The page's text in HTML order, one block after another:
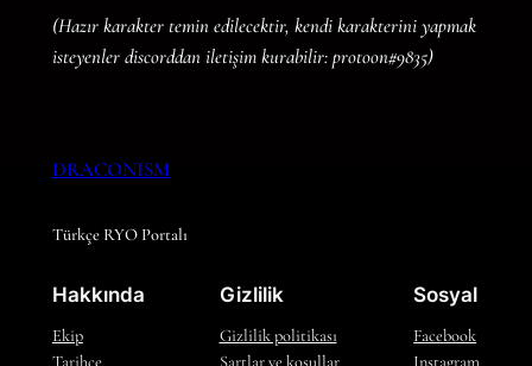
(Hazır karakter temin edilecektir, kendi karakterini yapmak
isteyenler discorddan iletişim kurabilir: protoon#9835)
DRACONISM
Türkçe RYO Portalı
Hakkında
Ekip
Tarihçe
Gizlilik
Gizlilik politikası
Şartlar ve koşullar
Sosyal
Facebook
Instagram